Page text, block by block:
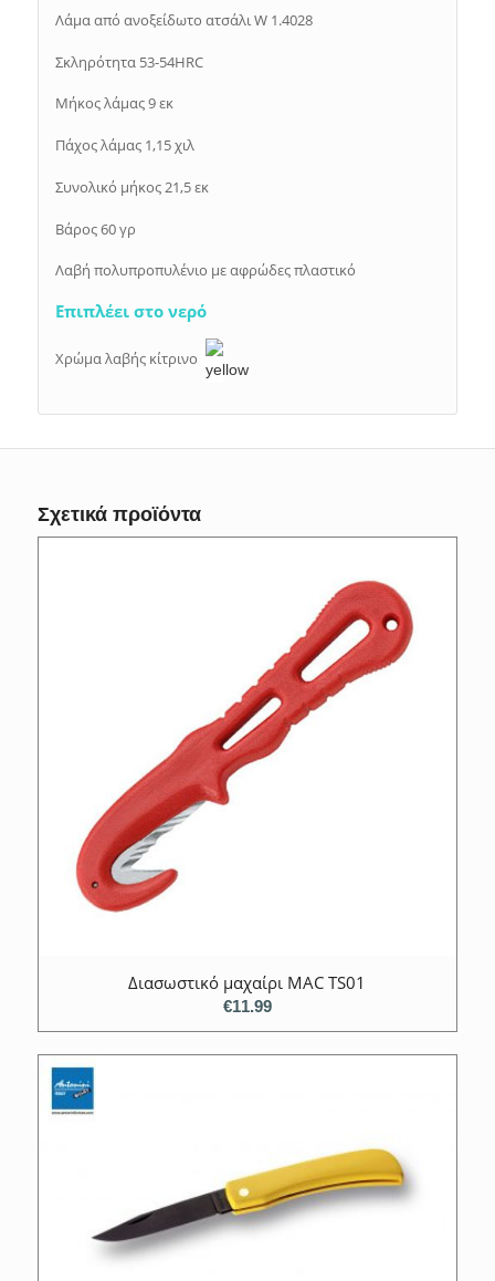
Λάμα από ανοξείδωτο ατσάλι W 1.4028
Σκληρότητα 53-54HRC
Μήκος λάμας 9 εκ
Πάχος λάμας 1,15 χιλ
Συνολικό μήκος 21,5 εκ
Βάρος 60 γρ
Λαβή πολυπροπυλένιο με αφρώδες πλαστικό
Επιπλέει στο νερό
Χρώμα λαβής κίτρινο
Σχετικά προϊόντα
Διασωστικό μαχαίρι MAC TS01
€11.99